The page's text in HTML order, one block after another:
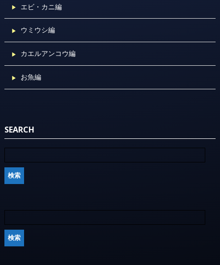
エビ・カニ編
ウミウシ編
カエルアンコウ編
お魚編
SEARCH